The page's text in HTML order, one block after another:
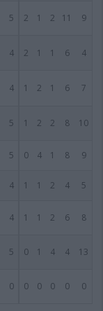
5 2 1 2 11 9
4 2 1 1 6 4
4 1 2 1 6 7
5 1 2 2 8 10
5 0 4 1 8 9
4 1 1 2 4 5
4 1 1 2 6 8
5 0 1 4 4 13
0 0 0 0 0 0